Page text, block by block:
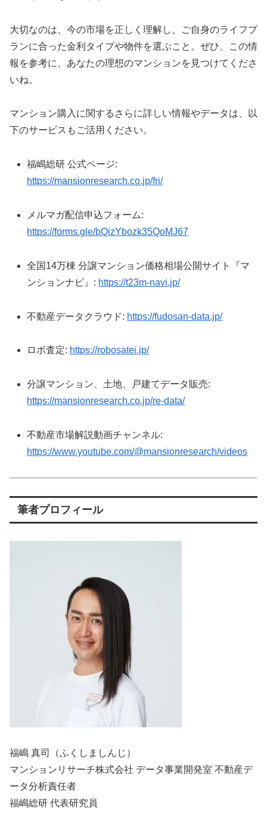
大切なのは、今の市場を正しく理解し、ご自身のライフプ
ランに合った金利タイプや物件を選ぶこと。ぜひ、この情
報を参考に、あなたの理想のマンションを見つけてくださ
いね。
マンション購入に関するさらに詳しい情報やデータは、以
下のサービスもご活用ください。
福嶋総研 公式ページ:
https://mansionresearch.co.jp/fri/
メルマガ配信申込フォーム:
https://forms.gle/bQizYbozk35QoMJ67
全国14万棟 分譲マンション価格相場公開サイト『マ
ンションナビ』: https://t23m-navi.jp/
不動産データクラウド: https://fudosan-data.jp/
ロボ査定: https://robosatei.jp/
分譲マンション、土地、戸建てデータ販売:
https://mansionresearch.co.jp/re-data/
不動産市場解説動画チャンネル:
https://www.youtube.com/@mansionresearch/videos
筆者プロフィール
福嶋 真司（ふくしましんじ）
マンションリサーチ株式会社 データ事業開発室 不動産デ
ータ分析責任者
福嶋総研 代表研究員